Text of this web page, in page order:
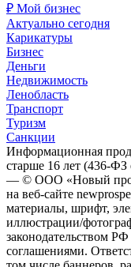
₽ Мой бизнес
Актуально сегодня
Карикатуры
Бизнес
Деньги
Недвижимость
Ленобласть
Транспорт
Туризм
Санкции
Информационная
старше 16 лет (436-
— © ООО «Новый
на веб-сайте
материалы, шрифт,
иллюстрации/
законодательством
соглашениями.